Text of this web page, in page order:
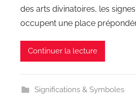
des arts divinatoires, les
occupent une place
Continuer la lecture
Significations & Symboles